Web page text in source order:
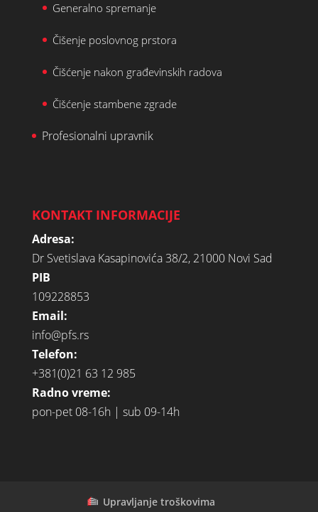
Generalno spremanje
Čišenje poslovnog prstora
Čišćenje nakon građevinskih radova
Čišćenje stambene zgrade
Profesionalni upravnik
KONTAKT INFORMACIJE
Adresa:
Dr Svetislava Kasapinovića 38/2, 21000 Novi Sad
PIB
109228853
Email:
info@pfs.rs
Telefon:
+381(0)21 63 12 985
Radno vreme:
pon-pet 08-16h | sub 09-14h
Upravljanje troškovima